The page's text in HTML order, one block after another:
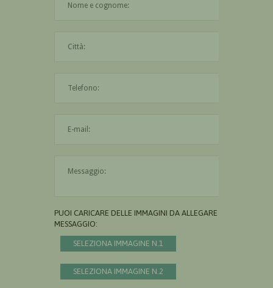
PUOI CARICARE DELLE IMMAGINI DA ALLEGARE AL
MESSAGGIO:
SELEZIONA IMMAGINE N.1
SELEZIONA IMMAGINE N.2